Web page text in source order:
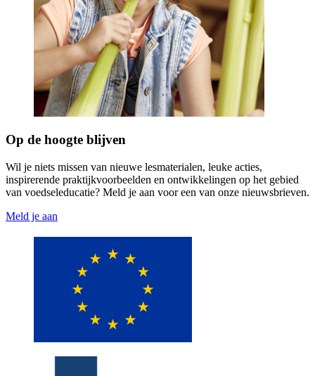
Op de hoogte blijven
Wil je niets missen van nieuwe lesmaterialen, leuke acties,
inspirerende praktijkvoorbeelden en ontwikkelingen op het gebied
van voedseleducatie? Meld je aan voor een van onze nieuwsbrieven.
Meld je aan